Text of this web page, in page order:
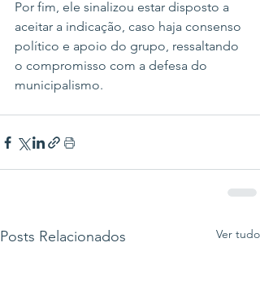
Por fim, ele sinalizou estar disposto a
aceitar a indicação, caso haja consenso
político e apoio do grupo, ressaltando
o compromisso com a defesa do
municipalismo.
Posts Relacionados Ver tudo